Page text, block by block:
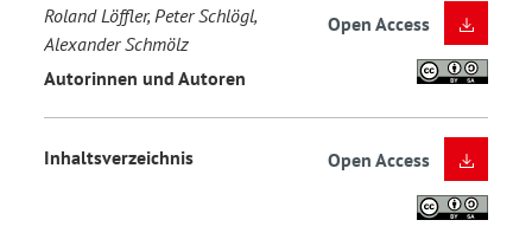
Roland Löffler, Peter Schlögl,
Alexander Schmölz
Autorinnen und Autoren
Open Access
Inhaltsverzeichnis Open Access